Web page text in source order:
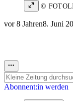
©
vor 8 Jahren8. Juni
Abonnent:in werden